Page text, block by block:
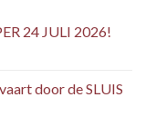
24 JULI 2026!
door de SLUIS